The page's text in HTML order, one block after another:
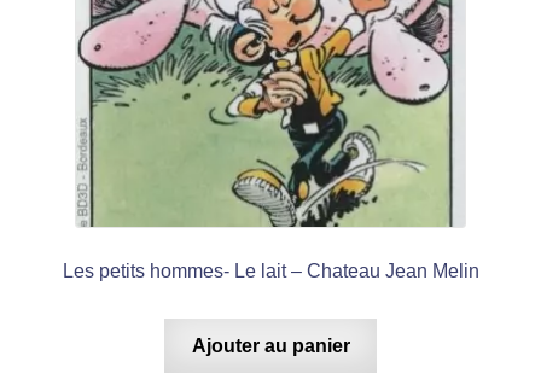
Les petits hommes- Le lait – Chateau Jean Melin
Ajouter au panier